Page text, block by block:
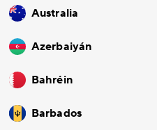
Australia
Azerbaiyán
Bahréin
Barbados